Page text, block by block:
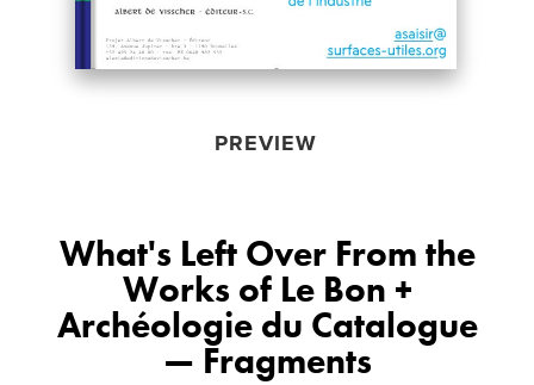
PREVIEW
What's Left Over From the
Works of Le Bon +
Archéologie du Catalogue
— Fragments